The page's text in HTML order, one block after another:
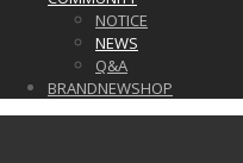
NOTICE
NEWS
Q&A
BRANDNEWSHOP